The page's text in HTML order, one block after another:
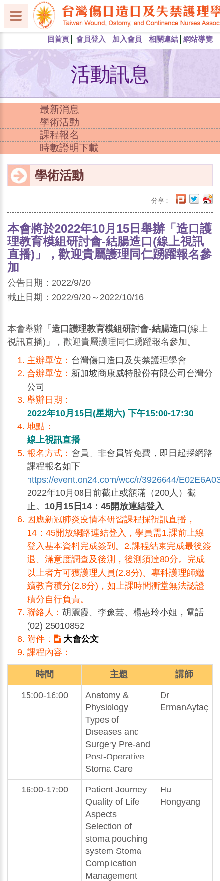
回首頁 會員登入 加入會員 相關連結 網站導覽
活動訊息
最新消息
學術活動
課程報名
時數證明下載
學術活動
分享：
本會將於2022年10月15日舉辦「造口護
理教育模組研討會-結腸造口(線上視訊
直播)」，歡迎貴屬護理同仁踴躍報名參
加
公告日期：2022/9/20
截止日期：2022/9/20～2022/10/16
本會舉辦「 造口護理教育模組研討會-結腸造口 (線上
視訊直播)」，歡迎貴屬護理同仁踴躍報名參加。
主辦單位： 台灣傷口造口及失禁護理學會
合辦單位： 新加坡商康威特股份有限公司台灣分
公司
舉辦日期：
2022年10月15日(星期六) 下午15:00-17:30
地點：
線上視訊直播
報名方式： 會員、非會員皆免費，即日起採網路
課程報名如下
https://event.on24.com/wcc/r/3926644/
2022年10月08日前截止或額滿（200人）截
止。 10月15日14：45開放連結登入
因應新冠肺炎疫情本研習課程採視訊直播，
14：45開放網路連結登入，學員需1.課前上線
登入基本資料完成簽到。2.課程結束完成最後簽
退、滿意度調查及後測，後測須達80分。完成
以上者方可獲護理人員(2.8分)、專科護理師繼
續教育積分(2.8分)，如上課時間衝堂無法認證
積分自行負責。
聯絡人： 胡麗霞、李豫芸、楊惠玲小姐，電話
(02) 25010852
附件：
大會公文
課程內容：
時間 主題 講師
15:00-16:00
Anatomy &
Physiology
Types of
Diseases and
Surgery Pre-and
Post-Operative
Stoma Care
Dr
ErmanAytaç
16:00-17:00
Patient Journey
Quality of Life
Aspects
Selection of
stoma pouching
system Stoma
Complication
Management
Hu
Hongyang